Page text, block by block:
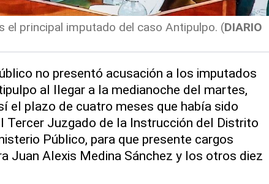
el principal imputado del caso Antipulpo. (DIARIO
no presentó acusación a los imputados
al llegar a la medianoche del martes,
el plazo de cuatro meses que había sido
Tercer Juzgado de la Instrucción del Distrito
Público, para que presente cargos
Juan Alexis Medina Sánchez y los otros diez